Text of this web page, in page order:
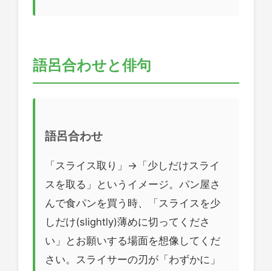
語呂合わせと俳句
語呂合わせ
「スライス取り」→「少しだけスライ
スを取る」というイメージ。パン屋さ
んで食パンを買う時、「スライスを少
しだけ(slightly)薄めに切ってくださ
い」とお願いする場面を想像してくだ
さい。スライサーの刃が「わずかに」